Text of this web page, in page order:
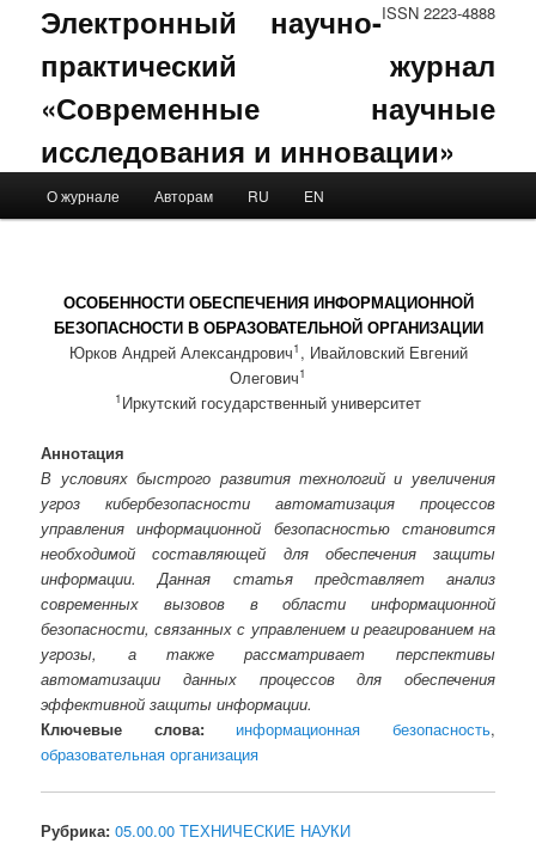
ISSN 2223-4888
Электронный научно-
практический журнал
«Современные научные
исследования и инновации»
Skip to primary content
Skip to secondary content
О журнале Авторам RU EN
ОСОБЕННОСТИ ОБЕСПЕЧЕНИЯ ИНФОРМАЦИОННОЙ
БЕЗОПАСНОСТИ В ОБРАЗОВАТЕЛЬНОЙ ОРГАНИЗАЦИИ
Юрков Андрей Александрович1 , Ивайловский Евгений
Олегович1
1 Иркутский государственный университет
Аннотация
В условиях быстрого развития технологий и увеличения
угроз кибербезопасности автоматизация процессов
управления информационной безопасностью становится
необходимой составляющей для обеспечения защиты
информации. Данная статья представляет анализ
современных вызовов в области информационной
безопасности, связанных с управлением и реагированием на
угрозы, а также рассматривает перспективы
автоматизации данных процессов для обеспечения
эффективной защиты информации.
Ключевые слова:
информационная безопасность,
образовательная организация
Рубрика: 05.00.00 ТЕХНИЧЕСКИЕ НАУКИ